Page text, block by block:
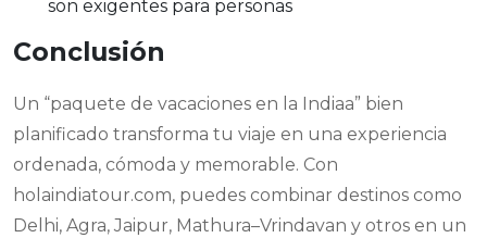
son exigentes para personas
Conclusión
Un “paquete de vacaciones en la Indiaa” bien
planificado transforma tu viaje en una experiencia
ordenada, cómoda y memorable. Con
holaindiatour.com, puedes combinar destinos como
Delhi, Agra, Jaipur, Mathura–Vrindavan y otros en un